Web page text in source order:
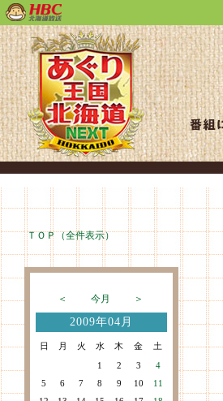
ＴＯＰ（全件表示）
＜ 今月 ＞
2009年04月
日 月 火 水 木 金
土
1
2 3
4
5
6 7 8 9 10
11